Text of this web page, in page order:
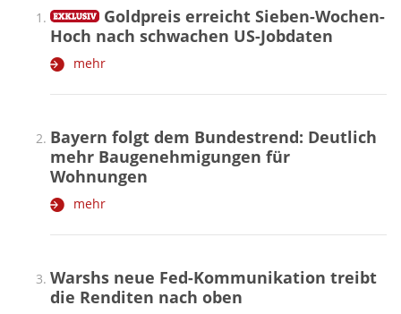
Goldpreis erreicht Sieben-Wochen-
Hoch nach schwachen US-Jobdaten
mehr
Bayern folgt dem Bundestrend: Deutlich
mehr Baugenehmigungen für
Wohnungen
mehr
Warshs neue Fed-Kommunikation treibt
die Renditen nach oben